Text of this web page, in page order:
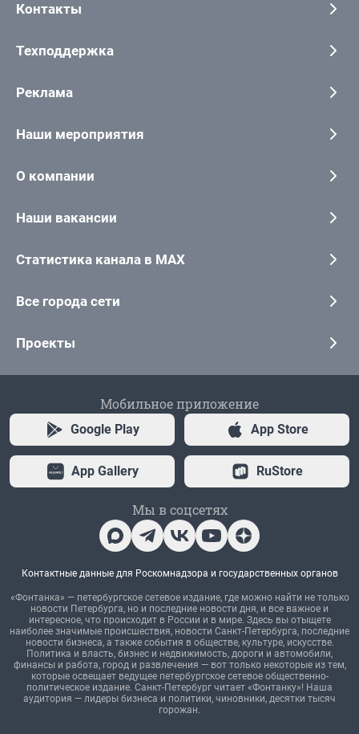
Контакты
Техподдержка
Реклама
Наши мероприятия
О компании
Наши вакансии
Статистика канала в MAX
Все города сети
Проекты
Мобильное приложение
Google Play App Store
App Gallery RuStore
Мы в соцсетях
Контактные данные для Роскомнадзора и государственных органов
«Фонтанка» — петербургское сетевое издание, где можно найти не только
новости Петербурга, но и последние новости дня, и все важное и
интересное, что происходит в России и в мире. Здесь вы отыщете
наиболее значимые происшествия, новости Санкт-Петербурга, последние
новости бизнеса, а также события в обществе, культуре, искусстве.
Политика и власть, бизнес и недвижимость, дороги и автомобили,
финансы и работа, город и развлечения — вот только некоторые из тем,
которые освещает ведущее петербургское сетевое общественно-
политическое издание. Санкт-Петербург читает «Фонтанку»! Наша
аудитория — лидеры бизнеса и политики, чиновники, десятки тысяч
горожан.